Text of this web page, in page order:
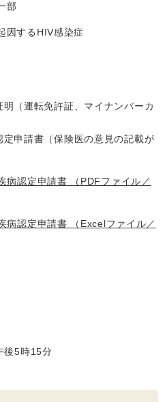
部
因するHIV感染症
（運転免許証、マイナンバーカ
定申請書（保険医の意見の記載が
病認定申請書 （PDFファイル／
病認定申請書 （Excelファイル／
5時15分